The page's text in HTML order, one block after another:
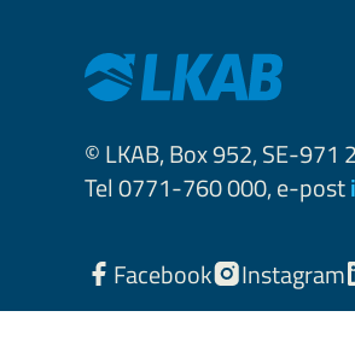
© LKAB, Box 952, SE-971
Tel 0771-760 000, e-post
Facebook Instagram